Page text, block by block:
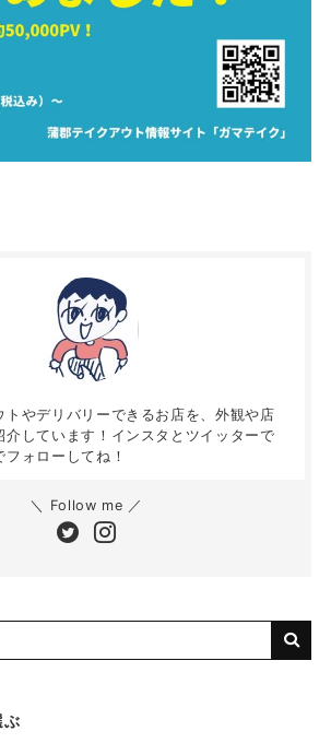
トやデリバリーできるお店を、外観や店
介しています！インスタとツイッターで
ォローしてね！
＼ Follow me ／
ぶ